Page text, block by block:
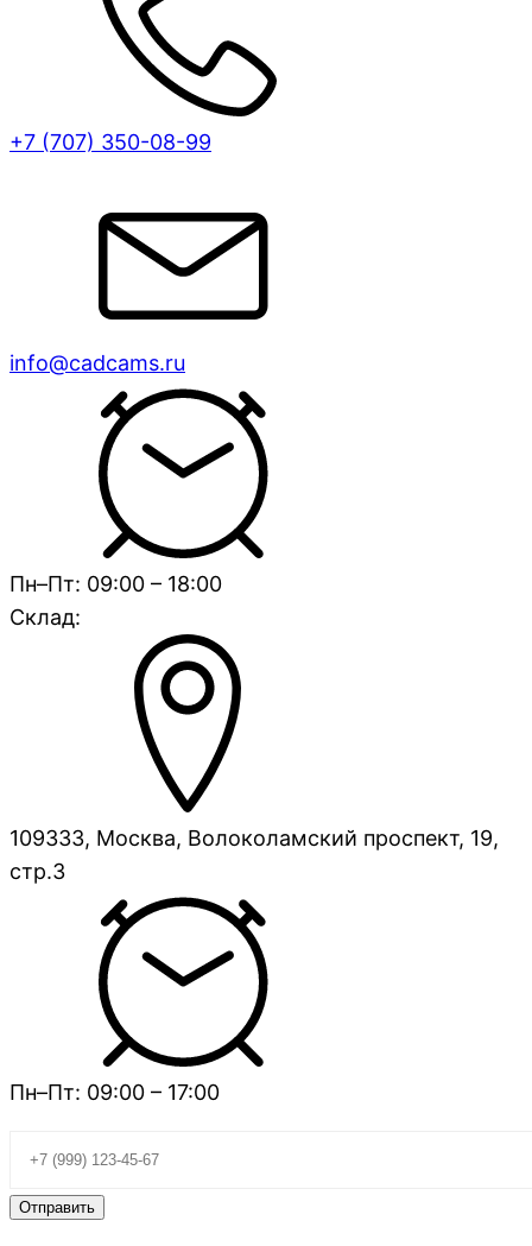
+7 (707) 350-08-99
info@cadcams.ru
Пн–Пт: 09:00 – 18:00
Склад:
109333, Москва, Волоколамский проспект, 19,
стр.3
Пн–Пт: 09:00 – 17:00